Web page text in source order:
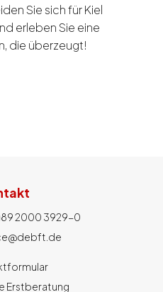
Sie sich für Kiel
erleben Sie eine
die überzeugt!
89 2000 3929-0
Erstberatung